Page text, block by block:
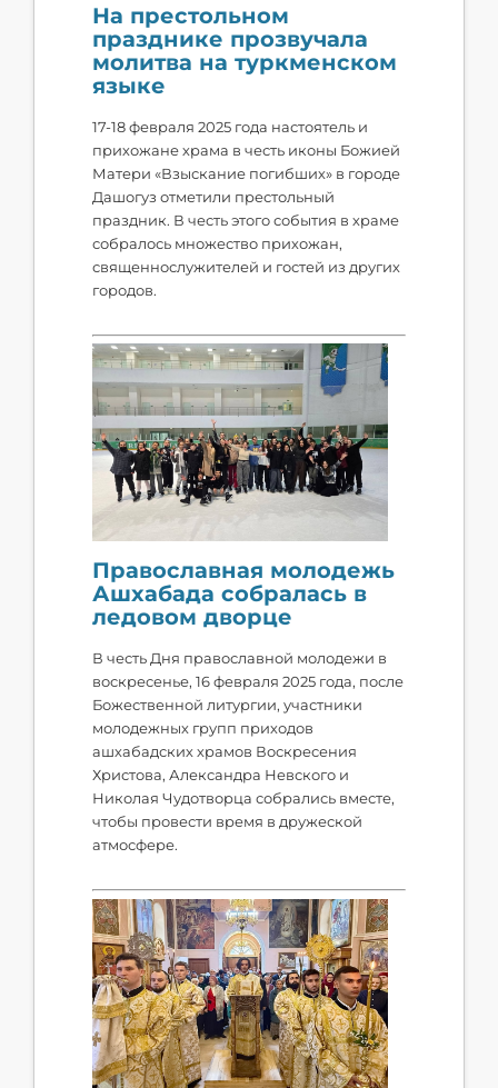
На престольном
празднике прозвучала
молитва на туркменском
языке
17-18 февраля 2025 года настоятель и
прихожане храма в честь иконы Божией
Матери «Взыскание погибших» в городе
Дашогуз отметили престольный
праздник. В честь этого события в храме
собралось множество прихожан,
священнослужителей и гостей из других
городов.
Православная молодежь
Ашхабада собралась в
ледовом дворце
В честь Дня православной молодежи в
воскресенье, 16 февраля 2025 года, после
Божественной литургии, участники
молодежных групп приходов
ашхабадских храмов Воскресения
Христова, Александра Невского и
Николая Чудотворца собрались вместе,
чтобы провести время в дружеской
атмосфере.